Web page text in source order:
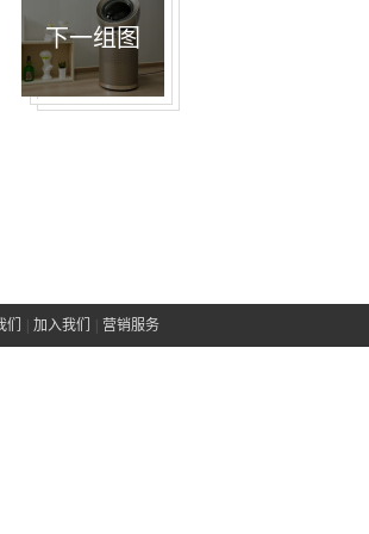
下一组图
们 加入我们 营销服务